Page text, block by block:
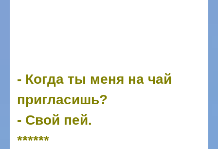
- Когда ты меня на чай
пригласишь?
- Свой пей.
******